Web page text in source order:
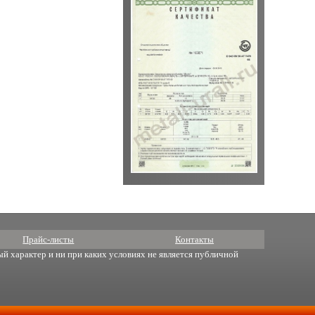
Прайс-листы Контакты
характер и ни при каких условиях не является публичной